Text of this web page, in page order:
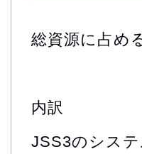
総資源に占め
内訳
JSS3のシス